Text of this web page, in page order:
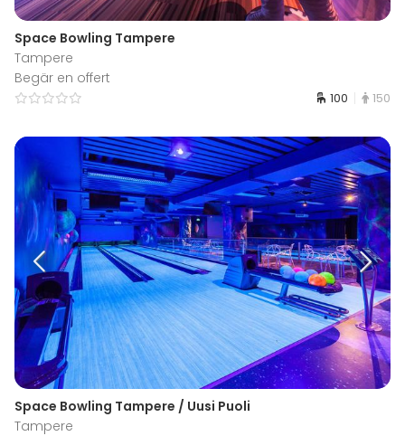
Space Bowling Tampere
Tampere
Begär en offert
100 150
Space Bowling Tampere / Uusi Puoli
Tampere